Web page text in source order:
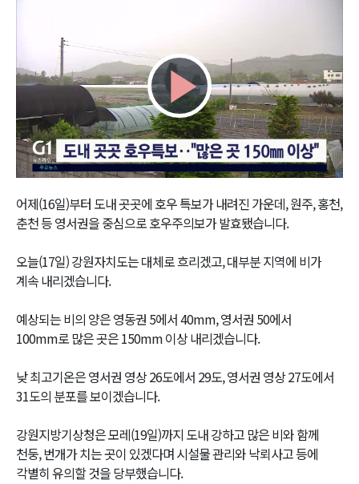
Play
Video
어제(16일)부터 도내 곳곳에 호우 특보가 내려진 가운데, 원주, 홍천,
춘천 등 영서권을 중심으로 호우주의보가 발효됐습니다.
오늘(17일) 강원자치도는 대체로 흐리겠고, 대부분 지역에 비가
계속 내리겠습니다.
예상되는 비의 양은 영동권 5에서 40mm, 영서권 50에서
100mm로 많은 곳은 150mm 이상 내리겠습니다.
낮 최고기온은 영서권 영상 26도에서 29도, 영서권 영상 27도에서
31도의 분포를 보이겠습니다.
강원지방기상청은 모레(19일)까지 도내 강하고 많은 비와 함께
천둥, 번개가 치는 곳이 있겠다며 시설물 관리와 낙뢰사고 등에
각별히 유의할 것을 당부했습니다.